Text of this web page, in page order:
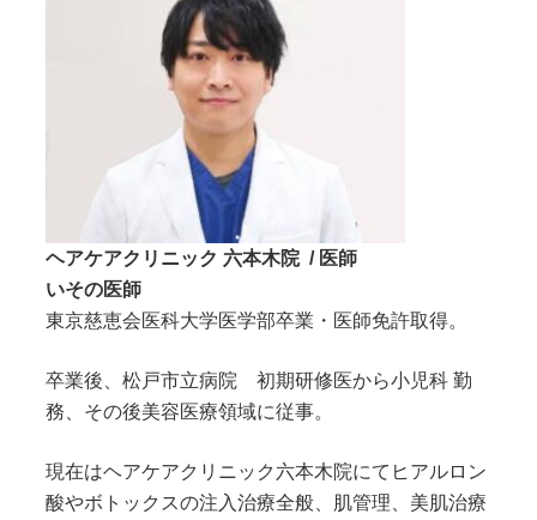
ヘアケアクリニック 六本木院 / 医師
いその医師
東京慈恵会医科大学医学部卒業・医師免許取得。
卒業後、松戸市立病院 初期研修医から小児科 勤
務、その後美容医療領域に従事。
現在はヘアケアクリニック六本木院にてヒアルロン
酸やボトックスの注入治療全般、肌管理、美肌治療